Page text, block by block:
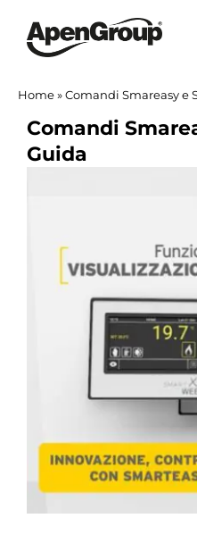
contenuto
Home»Comandi Smareasy e
Comandi
Guida